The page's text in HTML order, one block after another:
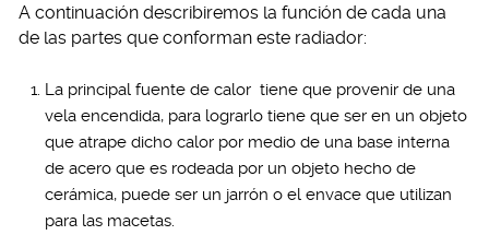
A continuación describiremos la función de cada una
de las partes que conforman este radiador:
La principal fuente de calor tiene que provenir de una
vela encendida, para lograrlo tiene que ser en un objeto
que atrape dicho calor por medio de una base interna
de acero que es rodeada por un objeto hecho de
cerámica, puede ser un jarrón o el envace que utilizan
para las macetas.